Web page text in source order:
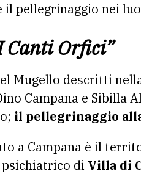
il pellegrinaggio nei
Canti Orfici”
Mugello descritti
Campana e Sibilla
il pellegrinaggio
a Campana è il
psichiatrico di Villa di